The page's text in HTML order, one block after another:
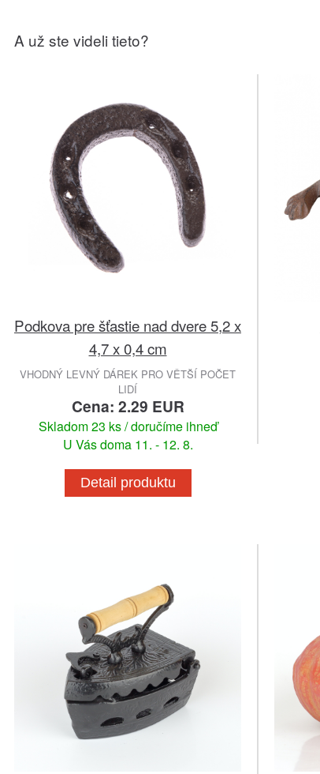
A už ste videli tieto?
Podkova pre šťastie nad dvere 5,2 x
4,7 x 0,4 cm
VHODNÝ LEVNÝ DÁREK PRO VĚTŠÍ POČET
LIDÍ
Cena: 2.29 EUR
Skladom 23 ks / doručíme ihneď
U Vás doma 11. - 12. 8.
Detail produktu